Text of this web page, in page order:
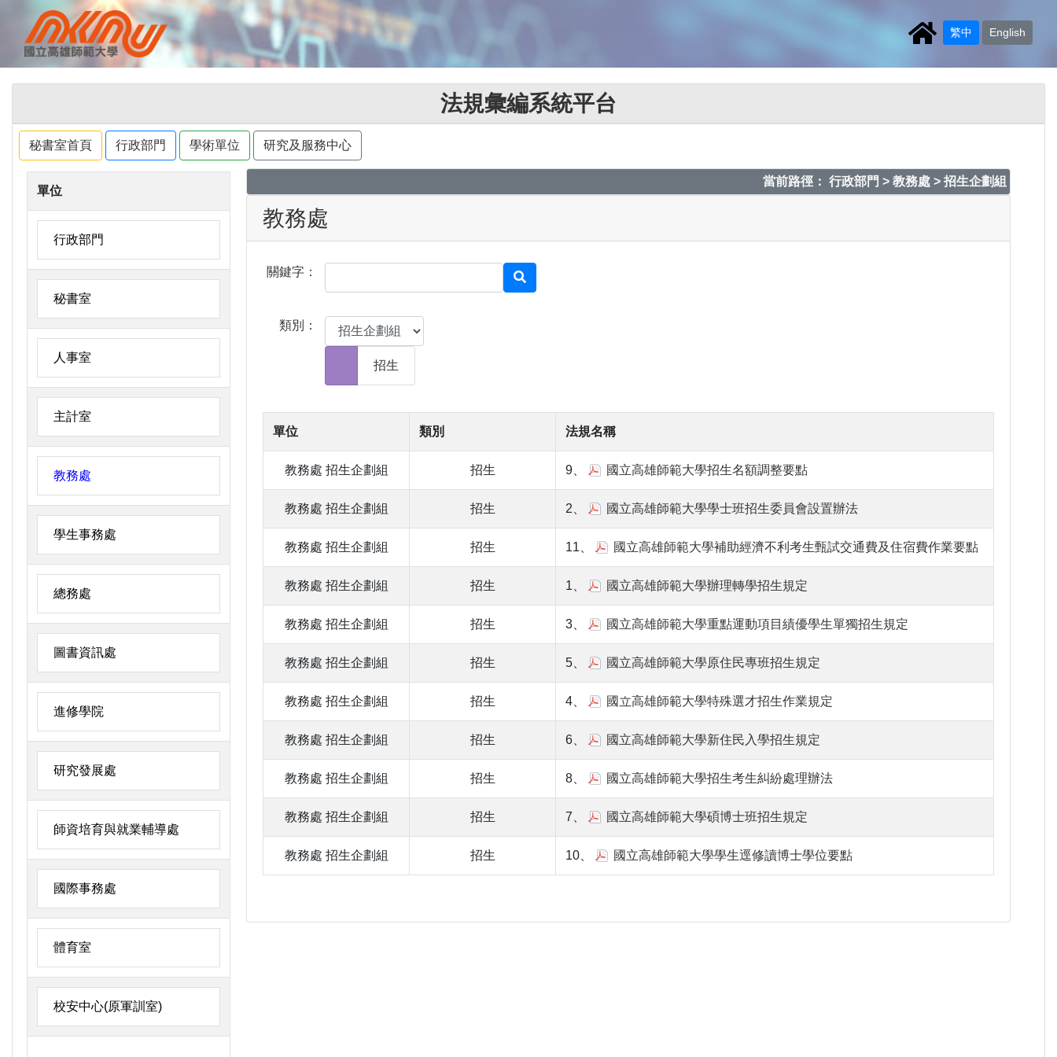
繁中 English
法規彙編系統平台
秘書室首頁 行政部門 學術單位 研究及服務中心
單位
行政部門
秘書室
人事室
主計室
教務處
學生事務處
總務處
圖書資訊處
進修學院
研究發展處
師資培育與就業輔導處
國際事務處
體育室
校安中心(原軍訓室)
當前路徑： 行政部門 > 教務處 > 招生企劃組
教務處
關鍵字：
類別：
招生
單位 類別 法規名稱
教務處 招生企劃組 招生 9、 國立高雄師範大學招生名額調整要點
教務處 招生企劃組 招生 2、 國立高雄師範大學學士班招生委員會設置辦法
教務處 招生企劃組 招生 11、 國立高雄師範大學補助經濟不利考生甄試交通費及住宿費作業要點
教務處 招生企劃組 招生 1、 國立高雄師範大學辦理轉學招生規定
教務處 招生企劃組 招生 3、 國立高雄師範大學重點運動項目績優學生單獨招生規定
教務處 招生企劃組 招生 5、 國立高雄師範大學原住民專班招生規定
教務處 招生企劃組 招生 4、 國立高雄師範大學特殊選才招生作業規定
教務處 招生企劃組 招生 6、 國立高雄師範大學新住民入學招生規定
教務處 招生企劃組 招生 8、 國立高雄師範大學招生考生糾紛處理辦法
教務處 招生企劃組 招生 7、 國立高雄師範大學碩博士班招生規定
教務處 招生企劃組 招生 10、 國立高雄師範大學學生逕修讀博士學位要點